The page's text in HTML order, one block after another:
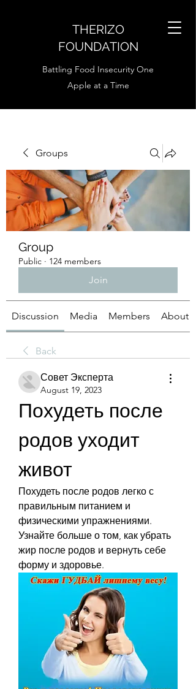
THERIZO
FOUNDATION
Battling Food Insecurity One
Apple at a Time
Groups
Group
Public · 124 members
Join
Discussion Media Members About
Back
Совет Эксперта
August 19, 2023
Похудеть после
родов уходит
живот
Похудеть после родов легко с
правильным питанием и
физическими упражнениями.
Узнайте больше о том, как убрать
жир после родов и вернуть себе
форму и здоровье.